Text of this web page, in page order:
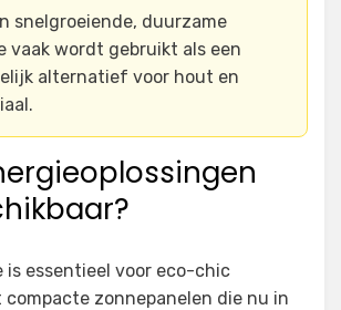
snelgroeiende, duurzame
vaak wordt gebruikt als een
alternatief voor hout en
is essentieel voor eco-chic
compacte zonnepanelen die nu in